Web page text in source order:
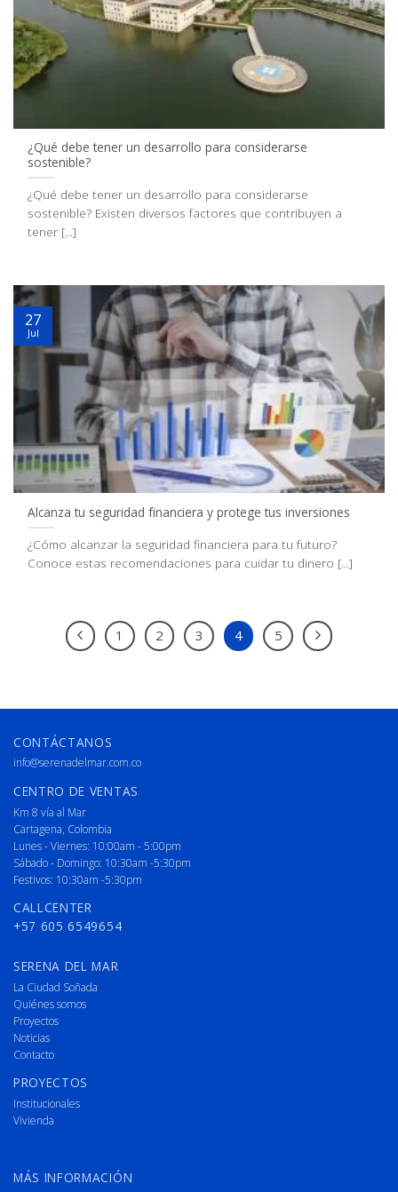
¿Qué debe tener un desarrollo para considerarse
sostenible?
¿Qué debe tener un desarrollo para considerarse
sostenible? Existen diversos factores que contribuyen a
tener [...]
Alcanza tu seguridad financiera y protege tus inversiones
¿Cómo alcanzar la seguridad financiera para tu futuro?
Conoce estas recomendaciones para cuidar tu dinero [...]
27
Jul
1 2 3 4 5
CONTÁCTANOS
info@serenadelmar.com.co
CENTRO DE VENTAS
Km 8 vía al Mar
Cartagena, Colombia
Lunes - Viernes: 10:00am - 5:00pm
Sábado - Domingo: 10:30am -5:30pm
Festivos: 10:30am -5:30pm
CALLCENTER
+57 605 6549654
SERENA DEL MAR
La Ciudad Soñada
Quiénes somos
Proyectos
Noticias
Contacto
PROYECTOS
Institucionales
Vivienda
MÁS INFORMACIÓN